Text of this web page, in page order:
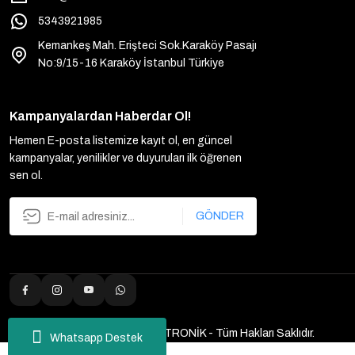
Whatsapp Destek
5343921985
Kemankeş Mah. Erişteci Sok.Karaköy Pasajı
No:9/15-16 Karaköy İstanbul Türkiye
Kampanyalardan Haberdar Ol!
Hemen E-posta listemize kayıt ol, en güncel
kampanyalar, yenilikler ve duyuruları ilk öğrenen
sen ol.
GÖNDER
2025 Copyright ULUTAŞ ELEKTRONİK - Tüm Hakları Saklıdır.